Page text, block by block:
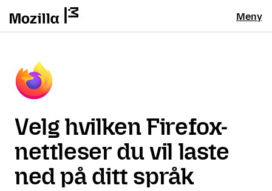
Meny
Velg hvilken Firefox-
nettleser du vil laste
ned på ditt språk